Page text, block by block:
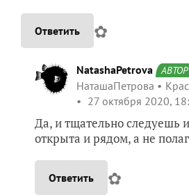
Ответить ✿
NatashaPetrova
НаташаПетрова
27 октября 2020,
Да, и тщательно следуешь
открыта и рядом, а не
Ответить ✿